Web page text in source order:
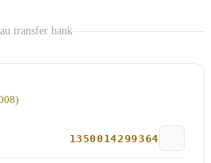
transfer bank
1350014299364